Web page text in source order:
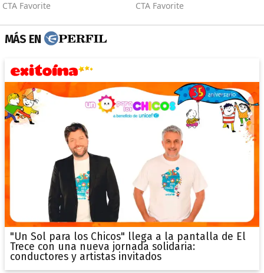
MÁS EN
"Un Sol para los Chicos" llega a la pantalla de El
Trece con una nueva jornada solidaria:
conductores y artistas invitados